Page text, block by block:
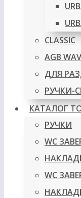
CLASSIC
AGB
ДЛЯ
РУЧКИ-
КАТАЛОГ
РУЧКИ
WC
WC